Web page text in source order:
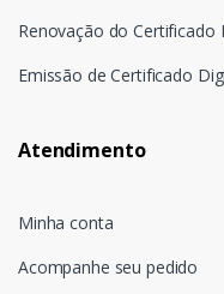
Renovação do Certificado
Emissão de Certificado
Atendimento
Minha conta
Acompanhe seu pedido